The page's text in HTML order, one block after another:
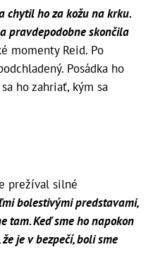
chytil ho za kožu na krku.
pravdepodobne skončila
momenty Reid. Po
Posádka ho
ho zahriať, kým sa
prežíval silné
bolestivými predstavami,
tam. Keď sme ho napokon
je v bezpečí, boli sme